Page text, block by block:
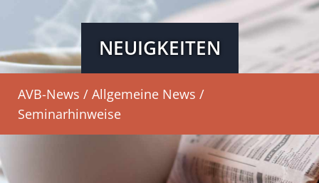
NEUIGKEITEN
AVB-News / Allgemeine News /
Seminarhinweise